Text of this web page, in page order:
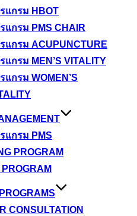
แกรม HBOT
แกรม PMS CHAIR
แกรม ACUPUNCTURE
แกรม MEN’S VITALITY
แกรม WOMEN’S
แกรม PMS
PROGRAM
PROGRAM
CONSULTATION